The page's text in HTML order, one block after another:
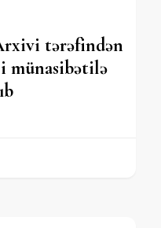
tərəfindən
münasibətilə